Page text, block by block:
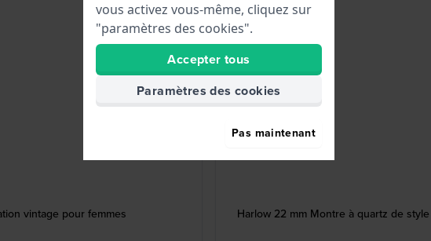
vintage pour femmes
Harlow 22 mm Montre à quartz de
vous activez vous-même, cliquez sur
"paramètres des cookies".
Accepter tous
Paramètres des cookies
Pas maintenant